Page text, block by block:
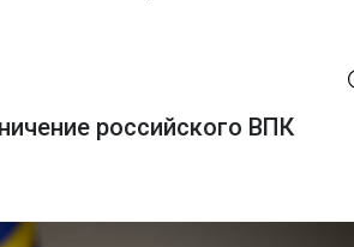
российского ВПК